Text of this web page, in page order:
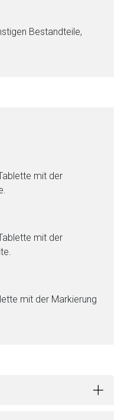
Be­stand­tei­le,
mit der
mit der
mit der Markierung